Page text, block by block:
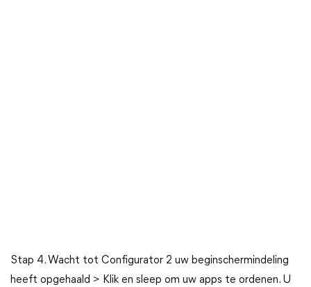
Stap 4. Wacht tot Configurator 2 uw beginschermindeling
heeft opgehaald > Klik en sleep om uw apps te ordenen. U